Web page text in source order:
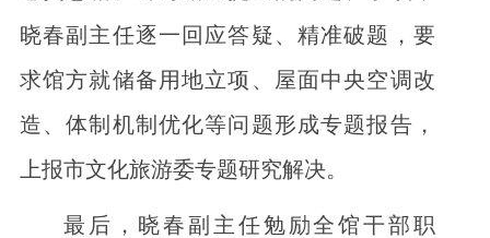
晓春副主任逐一回应答疑、精准破题，要
求馆方就储备用地立项、屋面中央空调改
造、体制机制优化等问题形成专题报告，
上报市文化旅游委专题研究解决。
最后，晓春副主任勉励全馆干部职